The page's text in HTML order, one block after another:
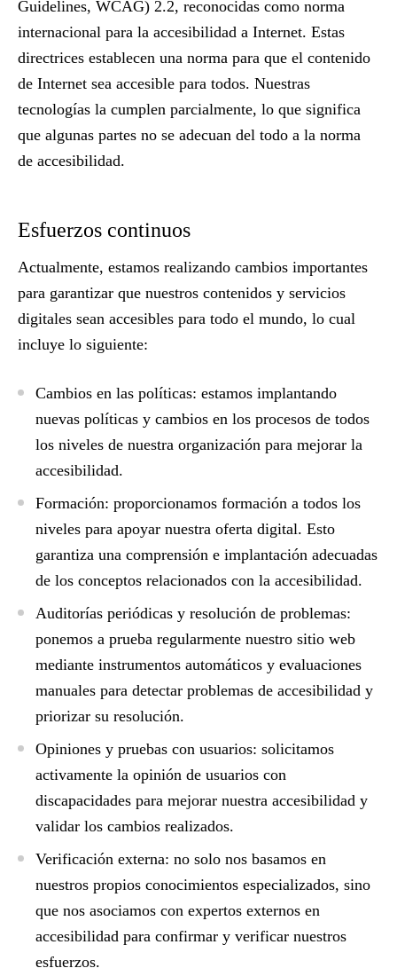
Guidelines, WCAG) 2.2, reconocidas como norma
internacional para la accesibilidad a Internet. Estas
directrices establecen una norma para que el contenido
de Internet sea accesible para todos. Nuestras
tecnologías la cumplen parcialmente, lo que significa
que algunas partes no se adecuan del todo a la norma
de accesibilidad.
Esfuerzos continuos
Actualmente, estamos realizando cambios importantes
para garantizar que nuestros contenidos y servicios
digitales sean accesibles para todo el mundo, lo cual
incluye lo siguiente:
Cambios en las políticas: estamos implantando
nuevas políticas y cambios en los procesos de todos
los niveles de nuestra organización para mejorar la
accesibilidad.
Formación: proporcionamos formación a todos los
niveles para apoyar nuestra oferta digital. Esto
garantiza una comprensión e implantación adecuadas
de los conceptos relacionados con la accesibilidad.
Auditorías periódicas y resolución de problemas:
ponemos a prueba regularmente nuestro sitio web
mediante instrumentos automáticos y evaluaciones
manuales para detectar problemas de accesibilidad y
priorizar su resolución.
Opiniones y pruebas con usuarios: solicitamos
activamente la opinión de usuarios con
discapacidades para mejorar nuestra accesibilidad y
validar los cambios realizados.
Verificación externa: no solo nos basamos en
nuestros propios conocimientos especializados, sino
que nos asociamos con expertos externos en
accesibilidad para confirmar y verificar nuestros
esfuerzos.